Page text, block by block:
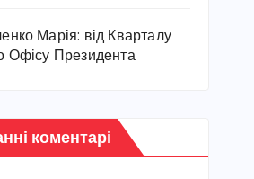
Марія: від Кварталу
Офісу Президента
коментарі